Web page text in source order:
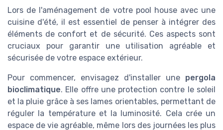
Lors de l'aménagement de votre pool house avec une
cuisine d'été, il est essentiel de penser à intégrer des
éléments de confort et de sécurité. Ces aspects sont
cruciaux pour garantir une utilisation agréable et
sécurisée de votre espace extérieur.
Pour commencer, envisagez d'installer une pergola
bioclimatique. Elle offre une protection contre le soleil
et la pluie grâce à ses lames orientables, permettant de
réguler la température et la luminosité. Cela crée un
espace de vie agréable, même lors des journées les plus